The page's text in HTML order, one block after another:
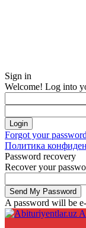
Sign in
Welcome! Log into
Forgot your
Политика
Password recovery
Recover your
A password will be